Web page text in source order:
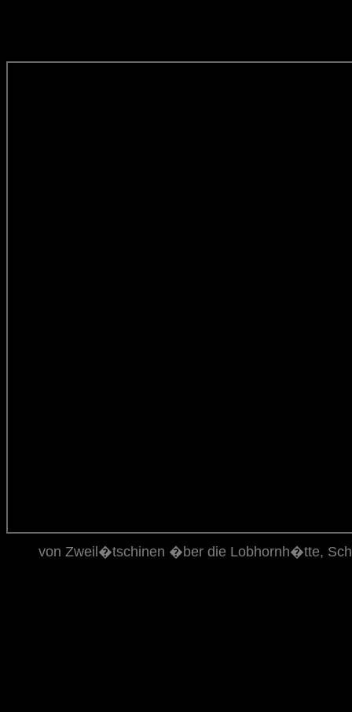
von Zweil�tschinen �ber die Lobhornh�tte,